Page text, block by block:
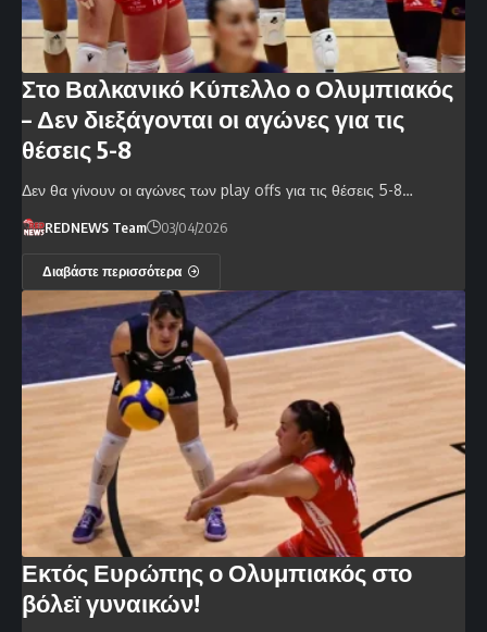
Στο Βαλκανικό Κύπελλο ο Ολυμπιακός
– Δεν διεξάγονται οι αγώνες για τις
θέσεις 5-8
Δεν θα γίνουν οι αγώνες των play offs για τις θέσεις 5-8…
REDNEWS Team 03/04/2026
Διαβάστε περισσότερα
Εκτός Ευρώπης ο Ολυμπιακός στο
βόλεϊ γυναικών!